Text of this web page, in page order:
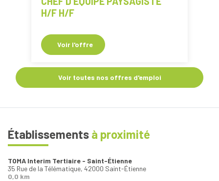
H/F H/F
Voir l'offre
Voir toutes nos offres d'emploi
Établissements à proximité
TOMA Interim Tertiaire - Saint-Étienne
35 Rue de la Télématique, 42000 Saint-Étienne
0,0 km